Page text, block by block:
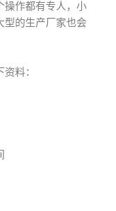
操作都有专人，小
型的生产厂家也会
料：